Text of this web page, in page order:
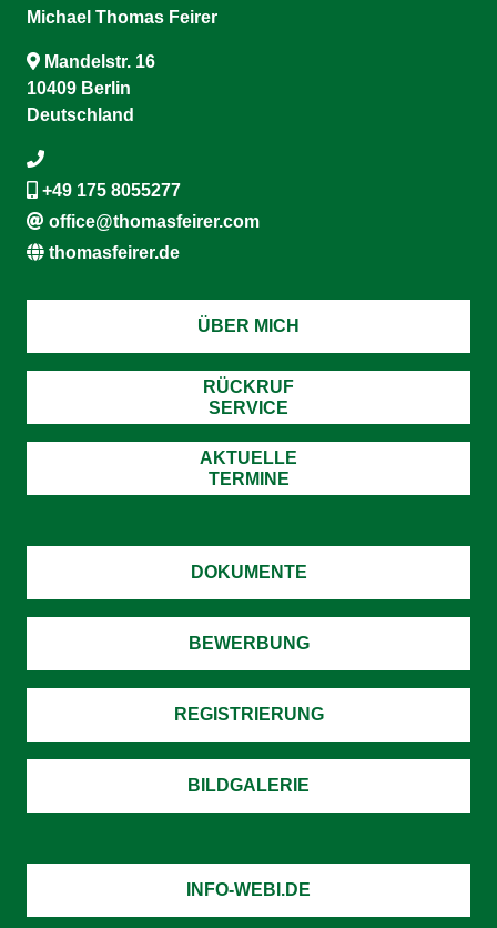
Michael Thomas Feirer
Mandelstr. 16
10409 Berlin
Deutschland
+49 175 8055277
office@thomasfeirer.com
thomasfeirer.de
ÜBER MICH
RÜCKRUF
SERVICE
AKTUELLE
TERMINE
DOKUMENTE
BEWERBUNG
REGISTRIERUNG
BILDGALERIE
INFO-WEBI.DE